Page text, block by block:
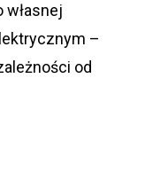
własnej
–
od